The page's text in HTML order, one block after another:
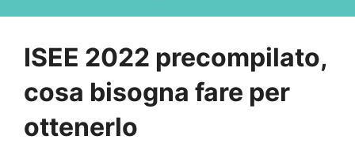
ISEE 2022 precompilato,
cosa bisogna fare per
ottenerlo